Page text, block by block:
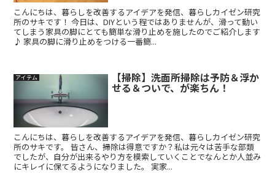
こんにちは、暮らしを改善するアイデアを発信、暮らしカイゼン研究
所のサキです！ 今日は、DIYという程ではありませんが、滑って動い
てしまう家具の脚にとても簡単な滑り止めを施したのでご紹介します
♪ 家具の脚に滑り止めをつける一番簡...
アイテム 【掃除】洗面所掃除は予防＆浮か
せる＆ついで、が楽ちん！
こんにちは、暮らしを改善するアイデアを発信、暮らしカイゼン研究
所のサキです。 皆さん、掃除は得意ですか？私は元々は苦手な部類
でしたが、自分が出来るやり方を模索していくことでなんとか人並み
にキレイに保てるようになりました。 実家...